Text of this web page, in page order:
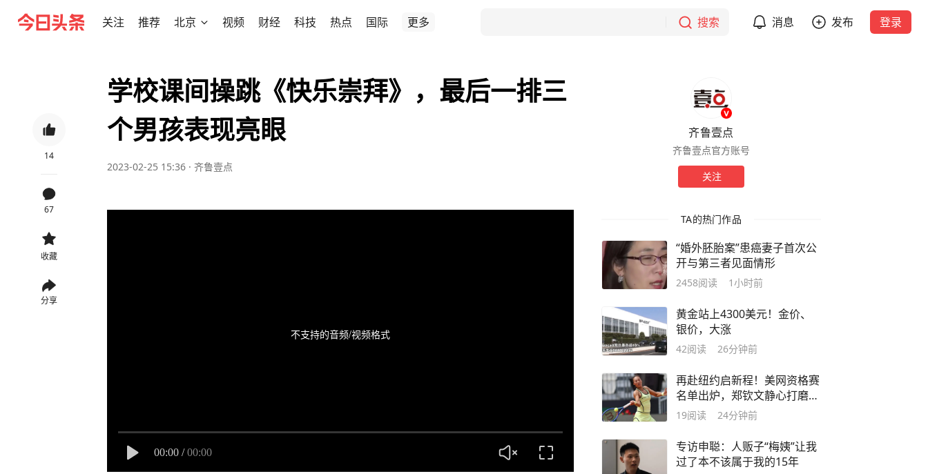
关注 推荐 北京 视频 财经 科技 热点 国际 更多 搜索 消息 发布 登录
14
67
收藏
分享
学校课间操跳《快乐崇拜》，最后一排三
个男孩表现亮眼
2023-02-25 15:36 · 齐鲁壹点
不支持的音频/视频格式
00:00 / 00:00
齐鲁壹点
齐鲁壹点官方账号
关注
TA的热门作品
“婚外胚胎案”患癌妻子首次公
开与第三者见面情形
2458阅读 1小时前
黄金站上4300美元！金价、
银价，大涨
42阅读 26分钟前
再赴纽约启新程！美网资格赛
名单出炉，郑钦文静心打磨短
板冲正赛
19阅读 24分钟前
专访申聪：人贩子“梅姨”让我
过了本不该属于我的15年